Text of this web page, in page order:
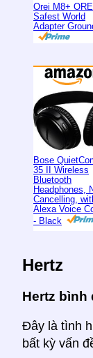
Orei M8+ OREI
Safest World
Adapter
Bose
35 II Wireless
Bluetooth
Headphones,
Cancelling,
Alexa Voice
- Black
Hertz
Hertz bình
Đây là tình
bất kỳ vấn